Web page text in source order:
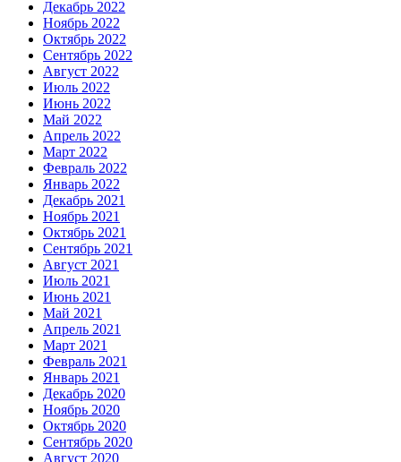
Декабрь 2022
Ноябрь 2022
Октябрь 2022
Сентябрь 2022
Август 2022
Июль 2022
Июнь 2022
Май 2022
Апрель 2022
Март 2022
Февраль 2022
Январь 2022
Декабрь 2021
Ноябрь 2021
Октябрь 2021
Сентябрь 2021
Август 2021
Июль 2021
Июнь 2021
Май 2021
Апрель 2021
Март 2021
Февраль 2021
Январь 2021
Декабрь 2020
Ноябрь 2020
Октябрь 2020
Сентябрь 2020
Август 2020